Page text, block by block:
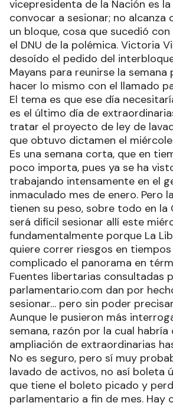
vicepresidenta de la Nación es
convocar a sesionar; no alcanza
un bloque, cosa que sucedió
el DNU de la polémica. Victoria
desoído el pedido del
Mayans para reunirse la semana
hacer lo mismo con el llamado
El tema es que ese día
es el último día de
tratar el proyecto de ley de
que obtuvo dictamen el
Es una semana corta, que en
poco importa, pues ya se ha
trabajando intensamente en el
inmaculado mes de enero. Pero
tienen su peso, sobre todo en la
será difícil sesionar allí este
fundamentalmente porque La
quiere correr riesgos en tiempos
complicado el panorama en
Fuentes libertarias consultadas
parlamentario.com dan por
sesionar… pero sin poder
Aunque le pusieron más
semana, razón por la cual habría
ampliación de extraordinarias
No es seguro, pero sí muy
lavado de activos, no así boleta
que tiene el boleto picado y
parlamentario a fin de mes. Hay